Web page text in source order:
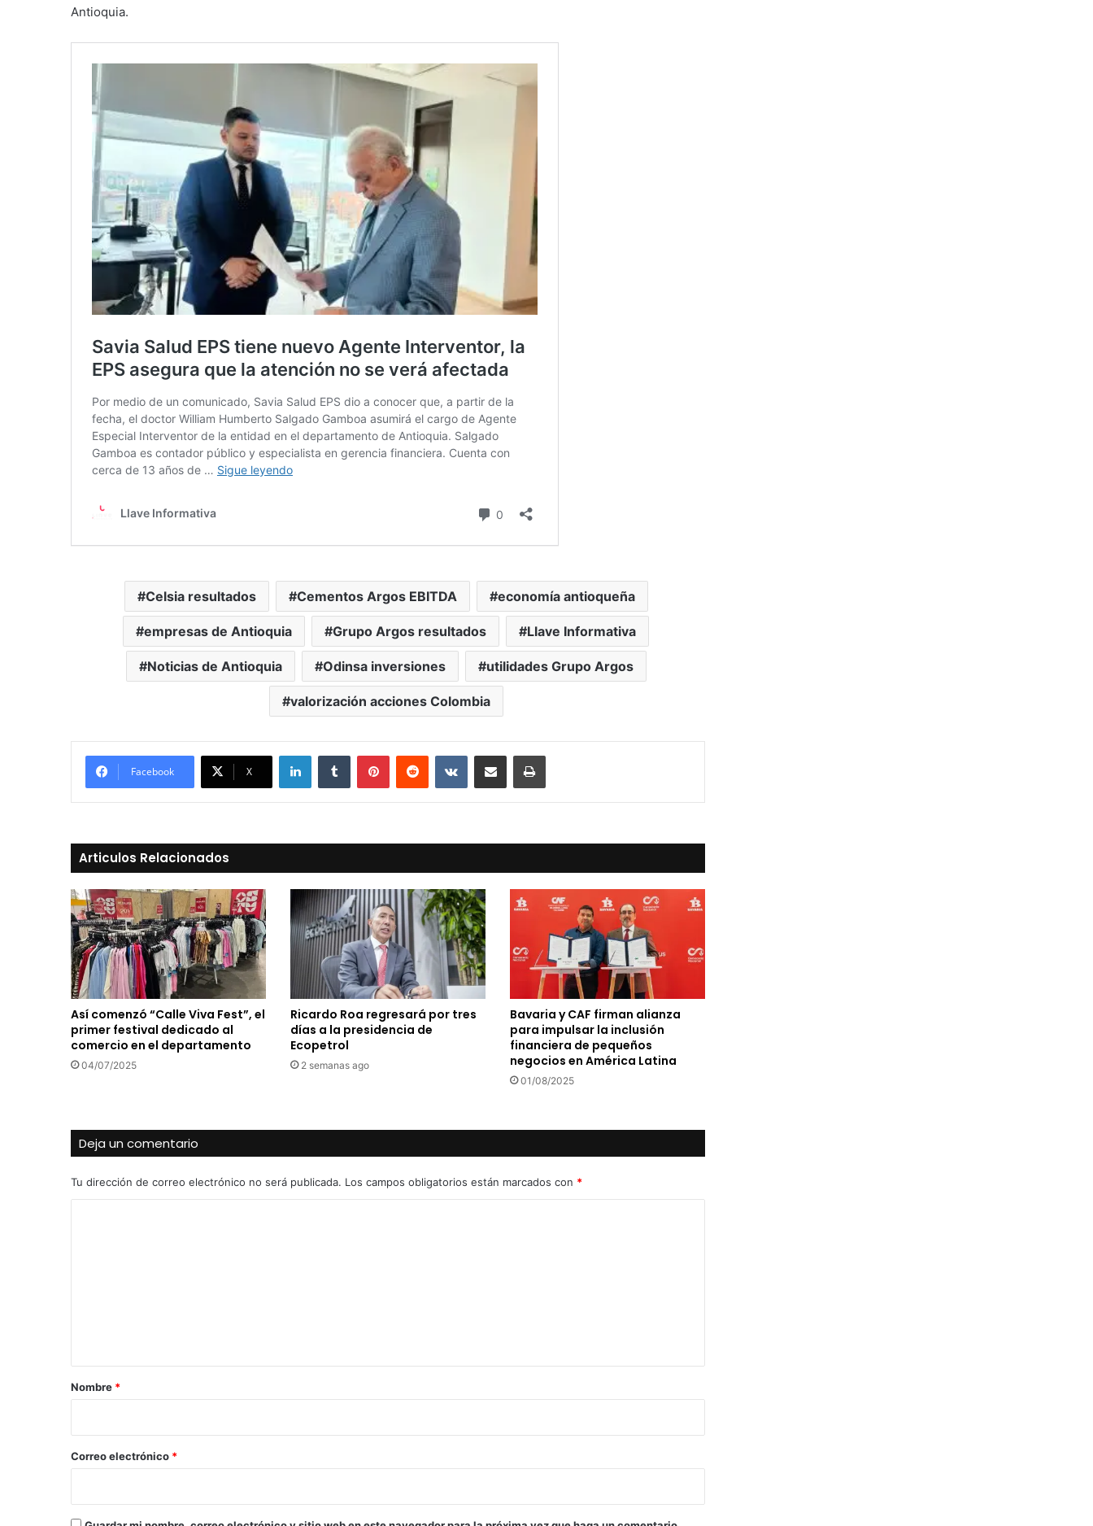
Antioquia.
Celsia resultados Cementos Argos EBITDA economía antioqueña
empresas de Antioquia Grupo Argos resultados Llave Informativa
Noticias de Antioquia Odinsa inversiones utilidades Grupo Argos
valorización acciones Colombia
Facebook X
LinkedInTumblr PinterestReddit VKontakte
Compartir vía Mail Print
Articulos Relacionados
Así comenzó “Calle Viva Fest”, el
primer festival dedicado al
comercio en el departamento
04/07/2025
Ricardo Roa regresará por tres
días a la presidencia de
Ecopetrol
2 semanas ago
Bavaria y CAF firman alianza
para impulsar la inclusión
financiera de pequeños
negocios en América Latina
01/08/2025
Deja un comentario
Tu dirección de correo electrónico no será publicada. Los campos obligatorios están marcados con *
r
*
Nombre *
Correo electrónico *